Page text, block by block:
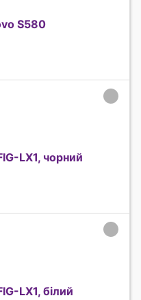
S580
LX1, чорний
LX1, білий